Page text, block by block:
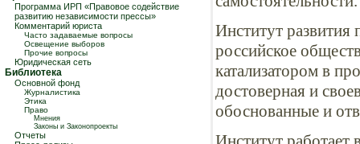
Программа ИРП «Правовое содействие
развитию независимости прессы»
Комментарий юриста
Часто задаваемые вопросы
Освещение выборов
Прочие вопросы
Юридическая сеть
Библиотека
Основной фонд
Журналистика
Этика
Право
Мнения
Законы и Законопроекты
Отчеты
Институт развития
российское
катализатором в
достоверная и
обоснованные и